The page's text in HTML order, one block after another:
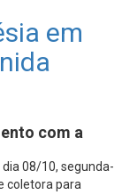
em
com a
08/10, segunda-
coletora para